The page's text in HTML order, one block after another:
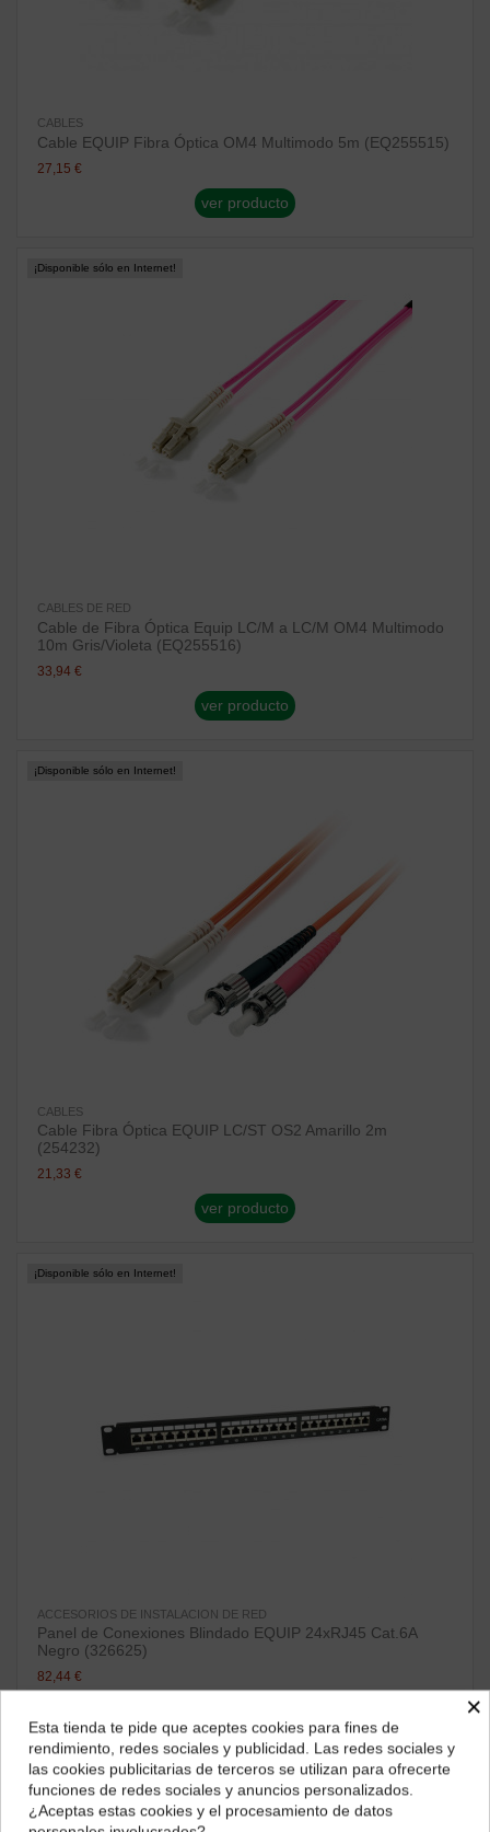
CABLES
Cable EQUIP Fibra Óptica OM4 Multimodo 5m (EQ255515)
27,15 €
ver producto
¡Disponible sólo en Internet!
CABLES DE RED
Cable de Fibra Óptica Equip LC/M a LC/M OM4 Multimodo
10m Gris/Violeta (EQ255516)
33,94 €
ver producto
¡Disponible sólo en Internet!
CABLES
Cable Fibra Óptica EQUIP LC/ST OS2 Amarillo 2m
(254232)
21,33 €
ver producto
¡Disponible sólo en Internet!
ACCESORIOS DE INSTALACION DE RED
Panel de Conexiones Blindado EQUIP 24xRJ45 Cat.6A
Negro (326625)
82,44 €
¡Disponible sólo en Internet!
¿Dónde deseas recibir tu pedido?
Selecciona tu ubicación para mostrarte los precios e
impuestos correctos para tu región.
×
Esta tienda te pide que aceptes cookies para fines de
rendimiento, redes sociales y publicidad. Las redes sociales y
las cookies publicitarias de terceros se utilizan para ofrecerte
funciones de redes sociales y anuncios personalizados.
¿Aceptas estas cookies y el procesamiento de datos